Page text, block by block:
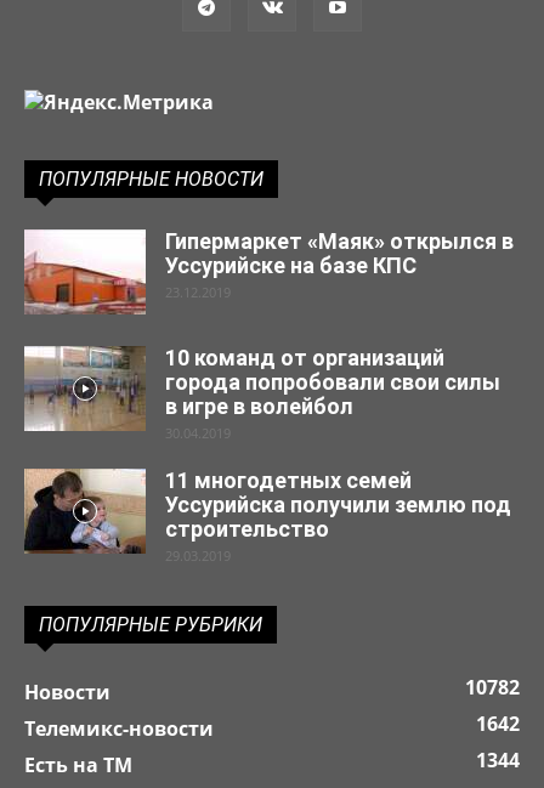
ПОПУЛЯРНЫЕ НОВОСТИ
Гипермаркет «Маяк» открылся в
Уссурийске на базе КПС
23.12.2019
10 команд от организаций
города попробовали свои силы
в игре в волейбол
30.04.2019
11 многодетных семей
Уссурийска получили землю под
строительство
29.03.2019
ПОПУЛЯРНЫЕ РУБРИКИ
Новости
10782
Телемикс-новости
1642
Есть на ТМ
1344